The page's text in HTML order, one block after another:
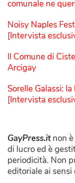
comunale ne
Noisy Naples
[Intervista
Il Comune di
Arcigay
Sorelle Galassi:
[Intervista
GayPress.itnon è
di lucro ed è
periodicità. Non
editoriale ai